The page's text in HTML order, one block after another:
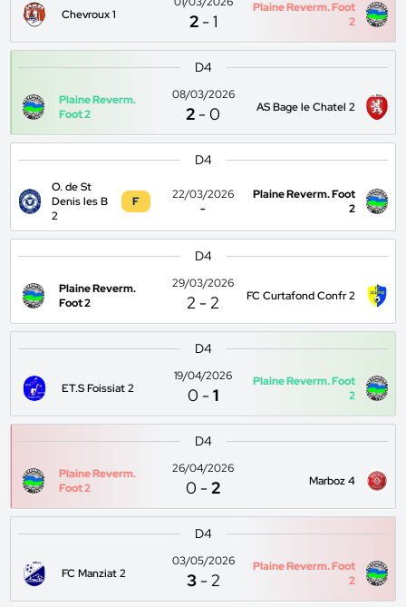
Chevroux 1 2 -1
Plaine Reverm. Foot
2
D4
Plaine Reverm.
Foot 2
08/03/2026
2 -0 AS Bage le Chatel 2
D4
O. de St
Denis les B
2
F
22/03/2026
-
Plaine Reverm. Foot
2
D4
Plaine Reverm.
Foot 2
29/03/2026
2 -2 FC Curtafond Confr 2
D4
ET.S Foissiat 2
19/04/2026
0 -1
Plaine Reverm. Foot
2
D4
Plaine Reverm.
Foot 2
26/04/2026
0 -2 Marboz 4
D4
FC Manziat 2
03/05/2026
3 -2
Plaine Reverm. Foot
2